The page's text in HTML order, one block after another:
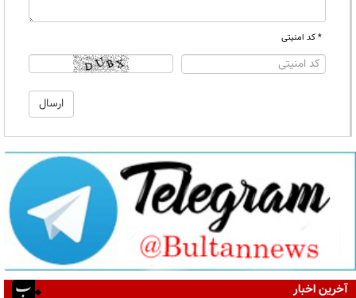
* کد امنیتی
آخرین اخبار